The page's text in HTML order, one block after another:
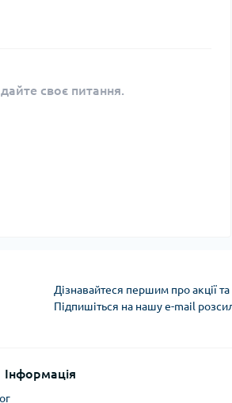
своє питання.
Дізнавайтеся першим про акції
Підпишіться на нашу e-mail
Інформація